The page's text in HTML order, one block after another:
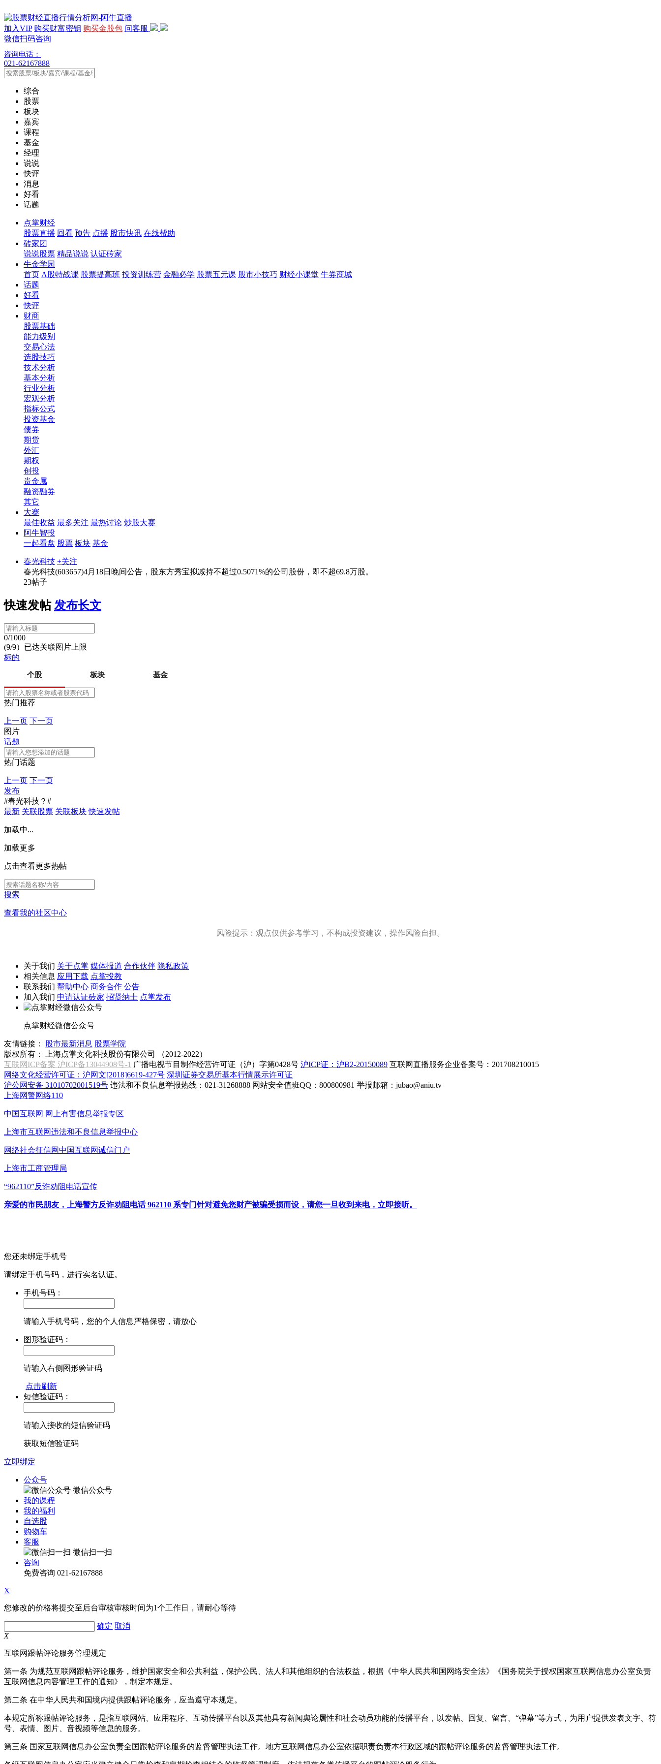
加入VIP 购买财富密钥 购买金股包 问客服
微信扫码咨询
咨询电话：
021-62167888
综合
股票
板块
嘉宾
课程
基金
经理
说说
快评
消息
好看
话题
点掌财经
股票直播 回看 预告 点播 股市快讯 在线帮助
砖家团
说说股票 精品说说 认证砖家
牛金学园
首页 A股特战课 股票提高班 投资训练营 金融必学 股票五元课 股市小技巧 财经小课堂 牛券商城
话题
好看
快评
财商
股票基础
能力级别
交易心法
选股技巧
技术分析
基本分析
行业分析
宏观分析
指标公式
投资基金
债券
期货
外汇
期权
创投
贵金属
融资融券
其它
大赛
最佳收益 最多关注 最热讨论 炒股大赛
阿牛智投
一起看盘 股票 板块 基金
春光科技 +关注
春光科技(603657)4月18日晚间公告，股东方秀宝拟减持不超过0.5071%的公司股份，即不超69.8万股。
23帖子
快速发帖 发布长文
0/1000
(9/9）已达关联图片上限
标的
个股 板块 基金
热门推荐
上一页 下一页
图片
话题
热门话题
上一页 下一页
发布
#春光科技？#
最新 关联股票 关联板块 快速发帖
加载中...
加载更多
点击查看更多热帖
搜索
查看我的社区中心
风险提示：观点仅供参考学习，不构成投资建议，操作风险自担。
关于我们 关于点掌 媒体报道 合作伙伴 隐私政策
相关信息 应用下载 点掌投教
联系我们 帮助中心 商务合作 公告
加入我们 申请认证砖家 招贤纳士 点掌发布
点掌财经微信公众号
友情链接： 股市最新消息 股票学院
版权所有：
上海点掌文化科技股份有限公司 （2012-2022）
互联网ICP备案 沪ICP备13044908号-1 广播电视节目制作经营许可证（沪）字第0428号 沪ICP证：沪B2-20150089 互联网直播服务企业备案号：201708210015
网络文化经营许可证：沪网文[2018]6619-427号 深圳证券交易所基本行情展示许可证
沪公网安备 31010702001519号 违法和不良信息举报热线：021-31268888 网站安全值班QQ：800800981 举报邮箱： jubao@aniu.tv
上海网警网络110
中国互联网 网上有害信息举报专区
上海市互联网违法和不良信息举报中心
网络社会征信网中国互联网诚信门户
上海市工商管理局
“962110”反诈劝阻电话宣传
亲爱的市民朋友，上海警方反诈劝阻电话 962110 系专门针对避免您财产被骗受损而设，请您一旦收到来电，立即接听。
您还未绑定手机号
请绑定手机号码，进行实名认证。
手机号码：
请输入手机号码，您的个人信息严格保密，请放心
图形验证码：
请输入右侧图形验证码
点击刷新
短信验证码：
请输入接收的短信验证码
获取短信验证码
立即绑定
公众号
微信公众号
我的课程
我的福利
自选股
购物车
客服
微信扫一扫
咨询
免费咨询 021-62167888
X
您修改的价格将提交至后台审核审核时间为1个工作日，请耐心等待
确定 取消
X
互联网跟帖评论服务管理规定
第一条 为规范互联网跟帖评论服务，维护国家安全和公共利益，保护公民、法人和其他组织的合法权益，根据《中华人民共和国网络安全法》《国务院关于授权国家互联网信息办公室负责
互联网信息内容管理工作的通知》，制定本规定。
第二条 在中华人民共和国境内提供跟帖评论服务，应当遵守本规定。
本规定所称跟帖评论服务，是指互联网站、应用程序、互动传播平台以及其他具有新闻舆论属性和社会动员功能的传播平台，以发帖、回复、留言、“弹幕”等方式，为用户提供发表文字、符
号、表情、图片、音视频等信息的服务。
第三条 国家互联网信息办公室负责全国跟帖评论服务的监督管理执法工作。地方互联网信息办公室依据职责负责本行政区域的跟帖评论服务的监督管理执法工作。